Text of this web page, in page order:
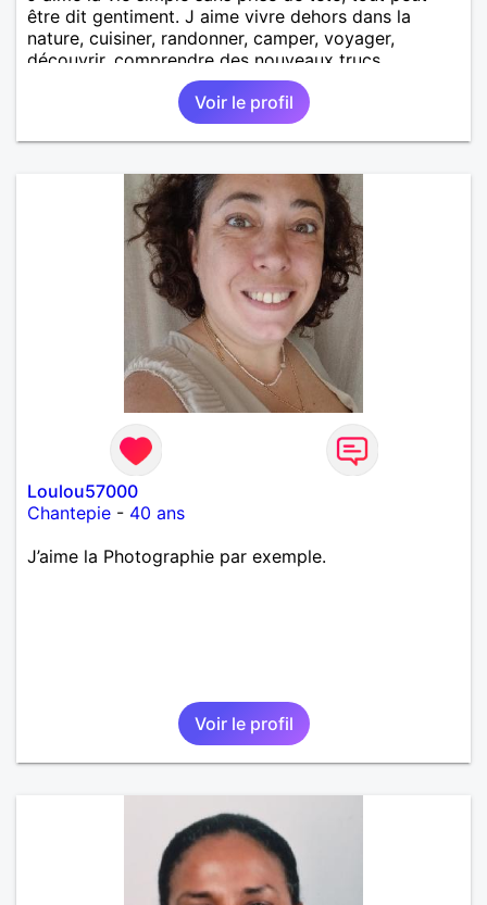
être dit gentiment. J aime vivre dehors dans la
nature, cuisiner, randonner, camper, voyager,
découvrir, comprendre des nouveaux trucs
techniques et sur la vie des êtres vivants. J aime
danser, faire la fête. Je ne bois pratiquement pas d
alcool, je fume rarement, je ris souvent. Je cherche
un vrai amoureux pour continuer à profiter de la vie
en ai marre je veux partagé et rigoler
Voir le profil
Loulou57000
Chantepie - 40 ans
J’aime la Photographie par exemple.
Voir le profil